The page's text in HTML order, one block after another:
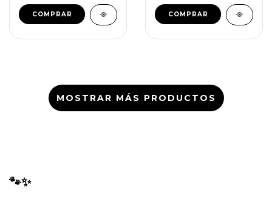
MOSTRAR MÁS PRODUCTOS
🐾✨